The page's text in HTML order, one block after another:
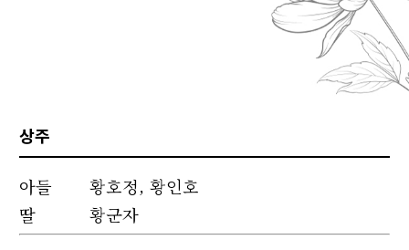
상주
아들
황호정, 황인호
딸
황군자